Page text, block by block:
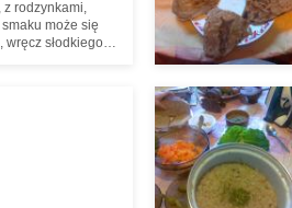
z rodzynkami,
może się
słodkiego.
podawany